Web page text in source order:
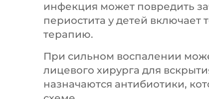
инфекция может повредить
периостита у детей
терапию.
При сильном воспалении
лицевого хирурга для
назначаются антибиотики,